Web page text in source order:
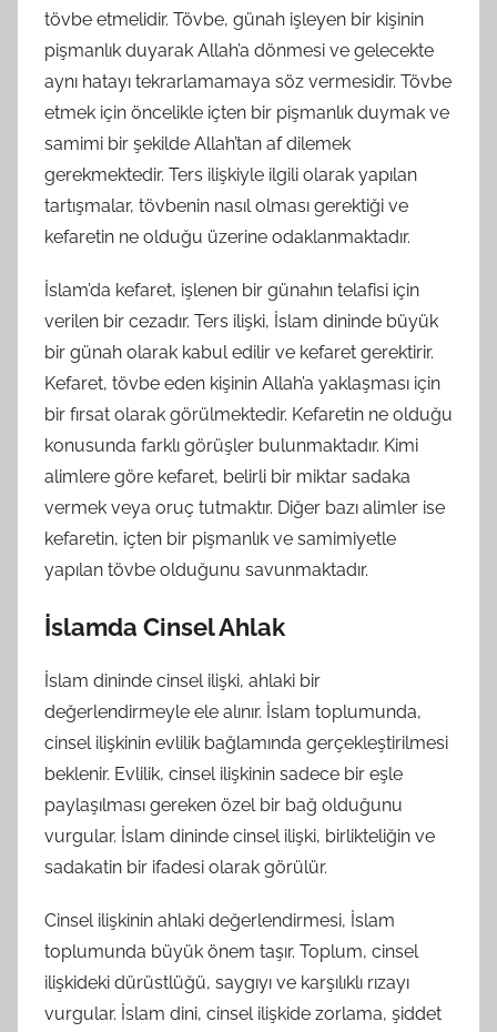
tövbe etmelidir. Tövbe, günah işleyen bir kişinin
pişmanlık duyarak Allah’a dönmesi ve gelecekte
aynı hatayı tekrarlamamaya söz vermesidir. Tövbe
etmek için öncelikle içten bir pişmanlık duymak ve
samimi bir şekilde Allah’tan af dilemek
gerekmektedir. Ters ilişkiyle ilgili olarak yapılan
tartışmalar, tövbenin nasıl olması gerektiği ve
kefaretin ne olduğu üzerine odaklanmaktadır.
İslam’da kefaret, işlenen bir günahın telafisi için
verilen bir cezadır. Ters ilişki, İslam dininde büyük
bir günah olarak kabul edilir ve kefaret gerektirir.
Kefaret, tövbe eden kişinin Allah’a yaklaşması için
bir fırsat olarak görülmektedir. Kefaretin ne olduğu
konusunda farklı görüşler bulunmaktadır. Kimi
alimlere göre kefaret, belirli bir miktar sadaka
vermek veya oruç tutmaktır. Diğer bazı alimler ise
kefaretin, içten bir pişmanlık ve samimiyetle
yapılan tövbe olduğunu savunmaktadır.
İslamda Cinsel Ahlak
İslam dininde cinsel ilişki, ahlaki bir
değerlendirmeyle ele alınır. İslam toplumunda,
cinsel ilişkinin evlilik bağlamında gerçekleştirilmesi
beklenir. Evlilik, cinsel ilişkinin sadece bir eşle
paylaşılması gereken özel bir bağ olduğunu
vurgular. İslam dininde cinsel ilişki, birlikteliğin ve
sadakatin bir ifadesi olarak görülür.
Cinsel ilişkinin ahlaki değerlendirmesi, İslam
toplumunda büyük önem taşır. Toplum, cinsel
ilişkideki dürüstlüğü, saygıyı ve karşılıklı rızayı
vurgular. İslam dini, cinsel ilişkide zorlama, şiddet